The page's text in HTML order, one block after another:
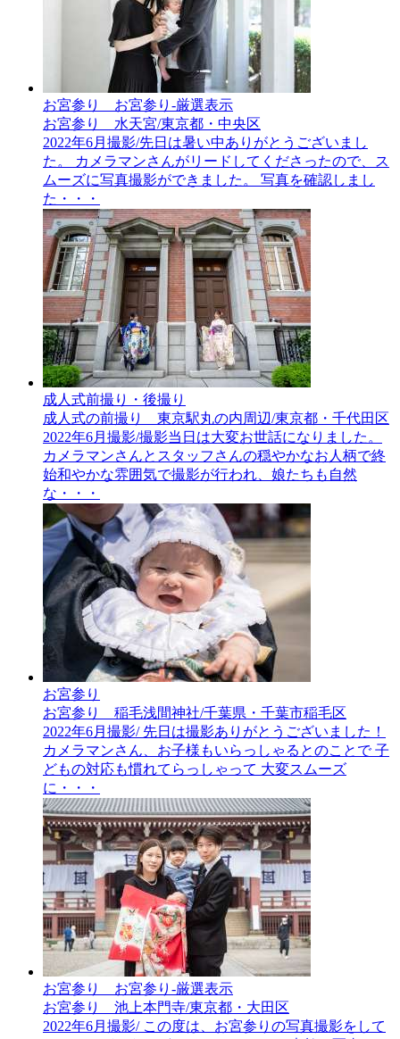
お宮参り__お宮参り-厳選表示
お宮参り 水天宮/東京都・中央区
2022年6月撮影/先日は暑い中ありがとうございまし
た。 カメラマンさんがリードしてくださったので、ス
ムーズに写真撮影ができました。 写真を確認しまし
た・・・
成人式前撮り・後撮り
成人式の前撮り 東京駅丸の内周辺/東京都・千代田区
2022年6月撮影/撮影当日は大変お世話になりました。
カメラマンさんとスタッフさんの穏やかなお人柄で終
始和やかな雰囲気で撮影が行われ、娘たちも自然
な・・・
お宮参り
お宮参り 稲毛浅間神社/千葉県・千葉市稲毛区
2022年6月撮影/ 先日は撮影ありがとうございました！
カメラマンさん、お子様もいらっしゃるとのことで 子
どもの対応も慣れてらっしゃって 大変スムーズ
に・・・
お宮参り__お宮参り-厳選表示
お宮参り 池上本門寺/東京都・大田区
2022年6月撮影/ この度は、お宮参りの写真撮影をして